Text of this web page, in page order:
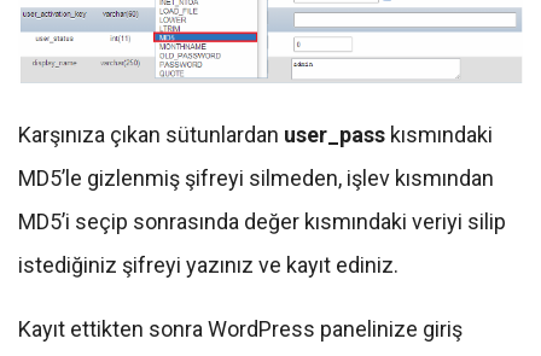
Karşınıza çıkan sütunlardan user_pass kısmındaki
MD5’le gizlenmiş şifreyi silmeden, işlev kısmından
MD5’i seçip sonrasında değer kısmındaki veriyi silip
istediğiniz şifreyi yazınız ve kayıt ediniz.
Kayıt ettikten sonra WordPress panelinize giriş